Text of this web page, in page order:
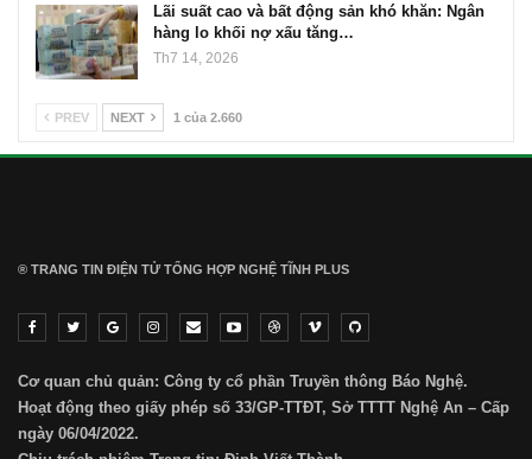
Lãi suất cao và bất động sản khó khăn: Ngân
hàng lo khối nợ xấu tăng…
Th7 14, 2026
PREV NEXT 1 của 2.660
® TRANG TIN ĐIỆN TỬ ТỔNG HỢP NGHỆ TĨNH PLUS
Cơ quan chủ quản: Công ty cổ phần Truyền thông Báo Nghệ.
Hoạt động theo giấy phép số 33/GP-TTĐT, Sở TTTT Nghệ An – Cấp
ngày 06/04/2022.